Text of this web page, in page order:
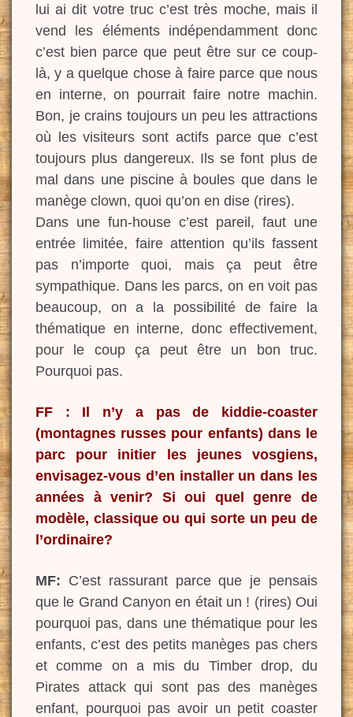
lui ai dit votre truc c’est très moche, mais il
vend les éléments indépendamment donc
c’est bien parce que peut être sur ce coup-
là, y a quelque chose à faire parce que nous
en interne, on pourrait faire notre machin.
Bon, je crains toujours un peu les attractions
où les visiteurs sont actifs parce que c’est
toujours plus dangereux. Ils se font plus de
mal dans une piscine à boules que dans le
manège clown, quoi qu’on en dise (rires).
Dans une fun-house c’est pareil, faut une
entrée limitée, faire attention qu’ils fassent
pas n’importe quoi, mais ça peut être
sympathique. Dans les parcs, on en voit pas
beaucoup, on a la possibilité de faire la
thématique en interne, donc effectivement,
pour le coup ça peut être un bon truc.
Pourquoi pas.
FF : Il n’y a pas de kiddie-coaster
(montagnes russes pour enfants) dans le
parc pour initier les jeunes vosgiens,
envisagez-vous d’en installer un dans les
années à venir? Si oui quel genre de
modèle, classique ou qui sorte un peu de
l’ordinaire?
MF: C’est rassurant parce que je pensais
que le Grand Canyon en était un ! (rires) Oui
pourquoi pas, dans une thématique pour les
enfants, c’est des petits manèges pas chers
et comme on a mis du Timber drop, du
Pirates attack qui sont pas des manèges
enfant, pourquoi pas avoir un petit coaster